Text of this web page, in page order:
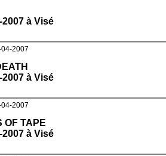
2007 à Visé
04-2007
2007 à Visé
2007
OF TAPE
2007 à Visé